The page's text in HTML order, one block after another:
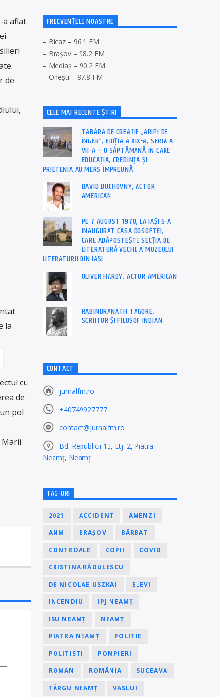
a aflat
de
la
cu
de
pol
Marii
FRECVENȚELE NOASTRE
– Bicaz – 96.1 FM
– Brașov – 98.2 FM
– Mediaș – 90.2 FM
– Onești – 87.8 FM
CELE MAI RECENTE ȘTIRI
TABĂRA DE CREAȚIE „ARIPI DE
ÎNGER”, EDIȚIA A XIX-A, SERIA A
VII-A – O SĂPTĂMÂNĂ ÎN CARE
EDUCAȚIA, CREDINȚA ȘI
PRIETENIA AU MERS ÎMPREUNĂ
DAVID DUCHOVNY, ACTOR
AMERICAN
PE 7 AUGUST 1970, LA IAŞI S-A
INAUGURAT CASA DOSOFTEI,
CARE ADĂPOSTEŞTE SECŢIA DE
LITERATURĂ VECHE A MUZEULUI
LITERATURII DIN IAŞI
OLIVER HARDY, ACTOR AMERICAN
RABINDRANATH TAGORE,
SCRIITOR ȘI FILOSOF INDIAN
CONTACT
jurnalfm.ro
+40749927777
contact@jurnalfm.ro
Bd. Republicii 13, Etj. 2, Piatra
Neamț, Neamț
TAG-URI
2021 ACCIDENT AMENZI
ANM BRAȘOV BĂRBAT
CONTROALE COPII COVID
CRISTINA RĂDULESCU
DE NICOLAE USZKAI ELEVI
INCENDIU IPJ NEAMȚ
ISU NEAMȚ NEAMȚ
PIATRA NEAMȚ POLITIE
POLITISTI POMPIERI
ROMAN ROMÂNIA SUCEAVA
TÂRGU NEAMȚ VASLUI